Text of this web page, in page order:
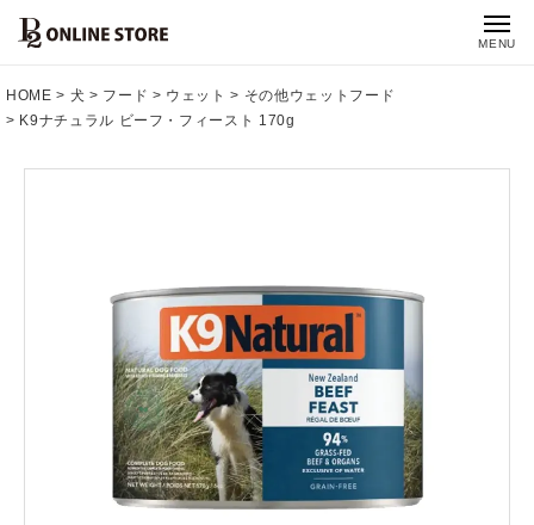
MENU
HOME 犬 フード ウェット
その他ウェットフード
K9ナチュラル ビーフ・フィースト 170g